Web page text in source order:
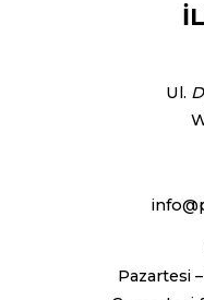
Ul.
Pazartesi